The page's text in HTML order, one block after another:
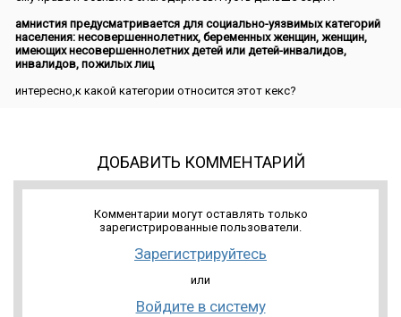
амнистия предусматривается для социально-уязвимых категорий
населения: несовершеннолетних, беременных женщин, женщин,
имеющих несовершеннолетних детей или детей-инвалидов,
инвалидов, пожилых лиц
интересно,к какой категории относится этот кекс?
ДОБАВИТЬ КОММЕНТАРИЙ
Комментарии могут оставлять только
зарегистрированные пользователи.
Зарегистрируйтесь
или
Войдите в систему